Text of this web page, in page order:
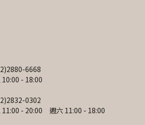
6668
- 18:00
0302
- 20:00　週六 11:00 - 18:00